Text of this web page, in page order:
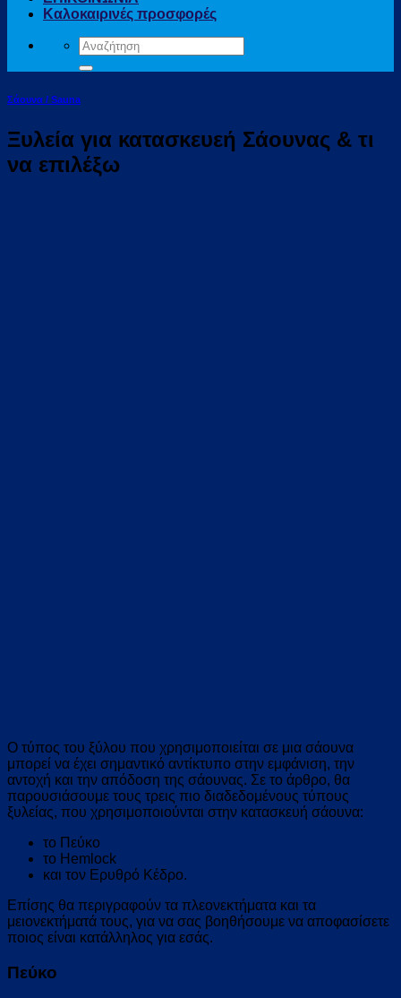
Καλοκαιρινές προσφορές
Αναζήτηση
για:
Σάουνα / Sauna
Ξυλεία για κατασκευεή Σάουνας & τι
να επιλέξω
Ο τύπος του ξύλου που χρησιμοποιείται σε μια σάουνα
μπορεί να έχει σημαντικό αντίκτυπο στην εμφάνιση, την
αντοχή και την απόδοση της σάουνας. Σε το άρθρο, θα
παρουσιάσουμε τους τρεις πιο διαδεδομένους τύπους
ξυλείας, που χρησιμοποιούνται στην κατασκευή σάουνα:
το Πεύκο
το Hemlock
και τον Ερυθρό Κέδρο.
Επίσης θα περιγραφούν τα πλεονεκτήματα και τα
μειονεκτήματά τους, για να σας βοηθήσουμε να αποφασίσετε
ποιος είναι κατάλληλος για εσάς.
Πεύκο